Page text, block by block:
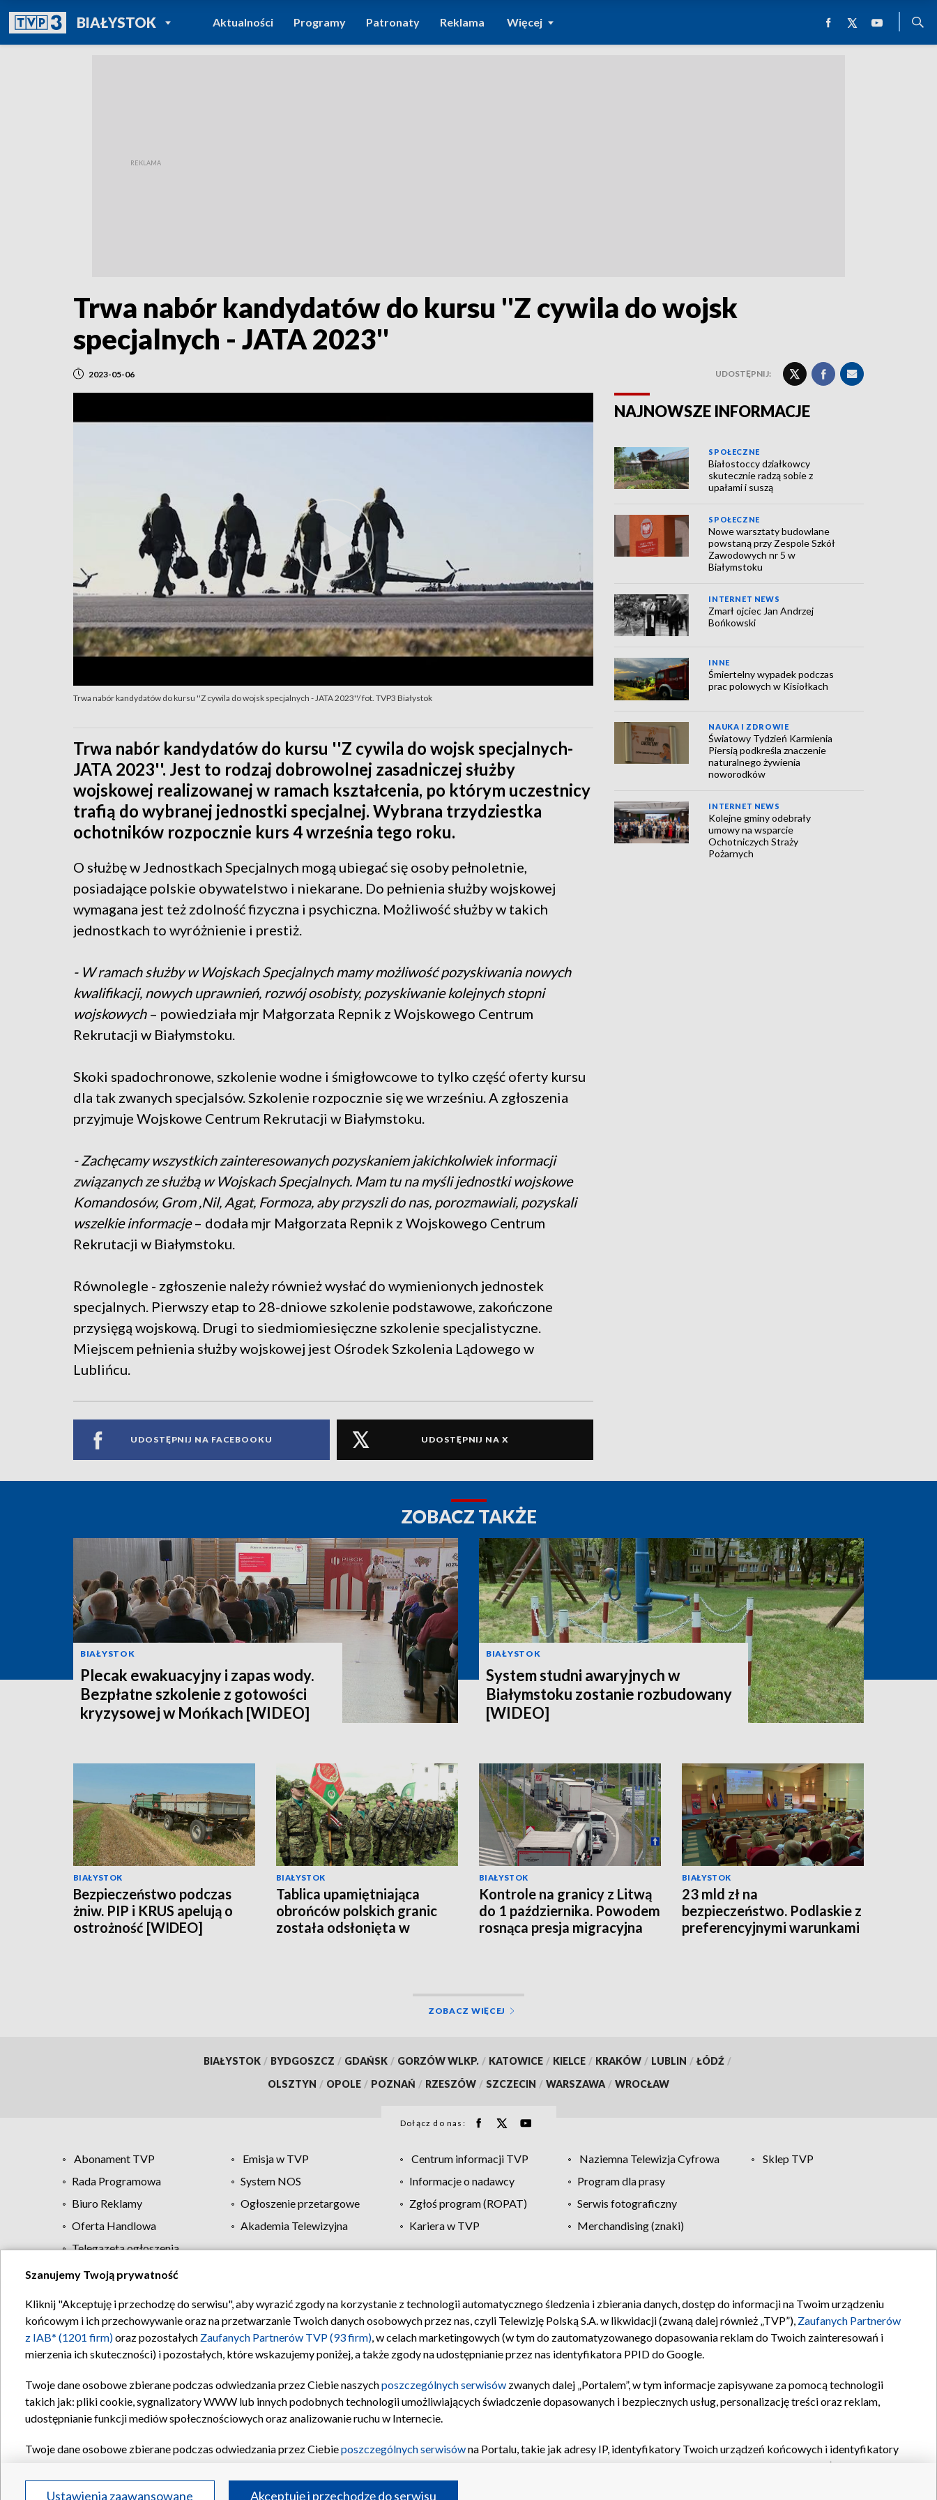
BIAŁYSTOKPOWRÓT DO
TVP REGIONY
Aktualności Programy Patronaty Reklama Więcej
Trwa nabór kandydatów do kursu ''Z cywila do wojsk
specjalnych - JATA 2023''
2023-05-06 UDOSTĘPNIJ:
Trwa nabór kandydatów do kursu ''Z cywila do wojsk specjalnych - JATA 2023''/ fot. TVP3 Białystok
Trwa nabór kandydatów do kursu ''Z cywila do wojsk specjalnych-
JATA 2023''. Jest to rodzaj dobrowolnej zasadniczej służby
wojskowej realizowanej w ramach kształcenia, po którym uczestnicy
trafią do wybranej jednostki specjalnej. Wybrana trzydziestka
ochotników rozpocznie kurs 4 września tego roku.
O służbę w Jednostkach Specjalnych mogą ubiegać się osoby pełnoletnie,
posiadające polskie obywatelstwo i niekarane. Do pełnienia służby wojskowej
wymagana jest też zdolność fizyczna i psychiczna. Możliwość służby w takich
jednostkach to wyróżnienie i prestiż.
- W ramach służby w Wojskach Specjalnych mamy możliwość pozyskiwania nowych
kwalifikacji, nowych uprawnień, rozwój osobisty, pozyskiwanie kolejnych stopni
wojskowych – powiedziała mjr Małgorzata Repnik z Wojskowego Centrum
Rekrutacji w Białymstoku.
Skoki spadochronowe, szkolenie wodne i śmigłowcowe to tylko część oferty kursu
dla tak zwanych specjalsów. Szkolenie rozpocznie się we wrześniu. A zgłoszenia
przyjmuje Wojskowe Centrum Rekrutacji w Białymstoku.
- Zachęcamy wszystkich zainteresowanych pozyskaniem jakichkolwiek informacji
związanych ze służbą w Wojskach Specjalnych. Mam tu na myśli jednostki wojskowe
Komandosów, Grom ,Nil, Agat, Formoza, aby przyszli do nas, porozmawiali, pozyskali
wszelkie informacje– dodała mjr Małgorzata Repnik z Wojskowego Centrum
Rekrutacji w Białymstoku.
Równolegle - zgłoszenie należy również wysłać do wymienionych jednostek
specjalnych. Pierwszy etap to 28-dniowe szkolenie podstawowe, zakończone
przysięgą wojskową. Drugi to siedmiomiesięczne szkolenie specjalistyczne.
Miejscem pełnienia służby wojskowej jest Ośrodek Szkolenia Lądowego w
Lublińcu.
UDOSTĘPNIJ NA FACEBOOKU UDOSTĘPNIJ NA X
NAJNOWSZE INFORMACJE
SPOŁECZNE
Białostoccy działkowcy
skutecznie radzą sobie z
upałami i suszą
SPOŁECZNE
Nowe warsztaty budowlane
powstaną przy Zespole Szkół
Zawodowych nr 5 w
Białymstoku
INTERNET NEWS
Zmarł ojciec Jan Andrzej
Bońkowski
INNE
Śmiertelny wypadek podczas
prac polowych w Kisiołkach
NAUKA I ZDROWIE
Światowy Tydzień Karmienia
Piersią podkreśla znaczenie
naturalnego żywienia
noworodków
INTERNET NEWS
Kolejne gminy odebrały
umowy na wsparcie
Ochotniczych Straży
Pożarnych
ZOBACZ TAKŻE
BIAŁYSTOK
Plecak ewakuacyjny i zapas wody.
Bezpłatne szkolenie z gotowości
kryzysowej w Mońkach [WIDEO]
BIAŁYSTOK
System studni awaryjnych w
Białymstoku zostanie rozbudowany
[WIDEO]
BIAŁYSTOK
Bezpieczeństwo podczas
żniw. PIP i KRUS apelują o
ostrożność [WIDEO]
BIAŁYSTOK
Tablica upamiętniająca
obrońców polskich granic
została odsłonięta w
BIAŁYSTOK
Kontrole na granicy z Litwą
do 1 października. Powodem
rosnąca presja migracyjna
BIAŁYSTOK
23 mld zł na
bezpieczeństwo. Podlaskie z
preferencyjnymi warunkami
ZOBACZ WIĘCEJ
BIAŁYSTOK / BYDGOSZCZ / GDAŃSK / GORZÓW WLKP. / KATOWICE / KIELCE / KRAKÓW / LUBLIN / ŁÓDŹ /
OLSZTYN / OPOLE / POZNAŃ / RZESZÓW / SZCZECIN / WARSZAWA / WROCŁAW
Dołącz do nas:
Abonament TVP Emisja w TVP Centrum informacji TVP Naziemna Telewizja Cyfrowa
Sklep TVP
Rada Programowa
System NOS Informacje o nadawcy
Program dla prasy
Biuro Reklamy
Ogłoszenie przetargowe Zgłoś program (ROPAT)
Serwis fotograficzny
Oferta Handlowa
Akademia Telewizyjna Kariera w TVP
Merchandising (znaki)
Telegazeta ogłoszenia
Regulamin TVP Polityka prywatności Moje zgody Pomoc Biuro reklamy Kontakt
Szanujemy Twoją prywatność
Kliknij "Akceptuję i przechodzę do serwisu", aby wyrazić zgody na korzystanie z technologii automatycznego śledzenia i zbierania danych, dostęp do informacji na Twoim urządzeniu
końcowym i ich przechowywanie oraz na przetwarzanie Twoich danych osobowych przez nas, czyli Telewizję Polską S.A. w likwidacji (zwaną dalej również „TVP”), Zaufanych Partnerów
z IAB* (1201 firm)oraz pozostałych Zaufanych Partnerów TVP (93 firm), w celach marketingowych (w tym do zautomatyzowanego dopasowania reklam do Twoich zainteresowań i
mierzenia ich skuteczności) i pozostałych, które wskazujemy poniżej, a także zgody na udostępnianie przez nas identyfikatora PPID do Google.
Twoje dane osobowe zbierane podczas odwiedzania przez Ciebie naszychposzczególnych serwisów zwanych dalej „Portalem”, w tym informacje zapisywane za pomocą technologii
takich jak: pliki cookie, sygnalizatory WWW lub innych podobnych technologii umożliwiających świadczenie dopasowanych i bezpiecznych usług, personalizację treści oraz reklam,
udostępnianie funkcji mediów społecznościowych oraz analizowanie ruchu w Internecie.
Twoje dane osobowe zbierane podczas odwiedzania przez Ciebieposzczególnych serwisówna Portalu, takie jak adresy IP, identyfikatory Twoich urządzeń końcowych i identyfikatory
oraz pozostałych
Partnerów TVPdla realizacji następujących celów i funkcji: przechowywania informacji na urządzeniu lub dostęp do nich, wyboru podstawowych reklam, wyboru spersonalizowanych
Ustawienia zaawansowane Akceptuję i przechodzę do serwisu